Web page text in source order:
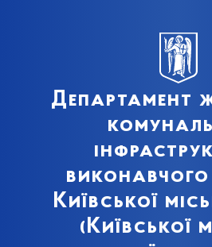
Департамент
Київської
(Київської